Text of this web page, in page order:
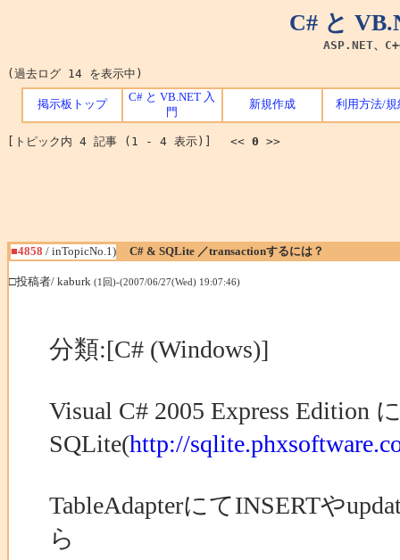
C# と
ASP.NET、
(過去ログ 14 を表示中)
掲示板トップ
C# と VB.NET 入
門
新規作成 利用方法/規
[トピック内 4 記事 (1 - 4 表示)] << 0 >>
■4858 / inTopicNo.1) C# & SQLite ／transactionするには？
□投稿者/ kaburk (1回)-(2007/06/27(Wed) 19:07:46)
分類:[C# (Windows)]
Visual C# 2005 Express Edition
SQLite(http://
TableAdapterにてINSERTや
ら